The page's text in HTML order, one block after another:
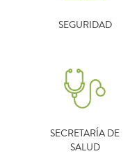
SEGURIDAD
SECRETARÍA DE
SALUD